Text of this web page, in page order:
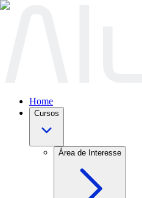
Home
Cursos
Área de Interesse